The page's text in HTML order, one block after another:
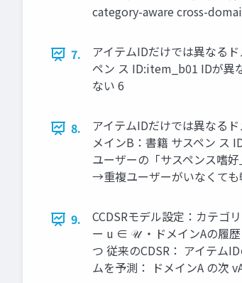
category-aware cross-
7.
アイテムIDだけでは異なる
ペン ス ID:item_b01 IDが異
ない 6
8.
アイテムIDだけでは異なる
メインB：書籍 サスペン ス
ユーザーの「サスペンス嗜
→重複ユーザーがいなくても
9.
CCDSRモデル設定：カテ
ー u ∈ 𝒰 ・ドメインAの履
つ 従来のCDSR： アイテム
ムを予測： ドメインA の次